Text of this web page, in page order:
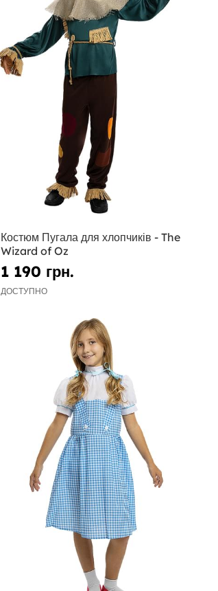
Костюм Пугала для хлопчиків - The
Wizard of Oz
1 190 грн.
ДОСТУПНО